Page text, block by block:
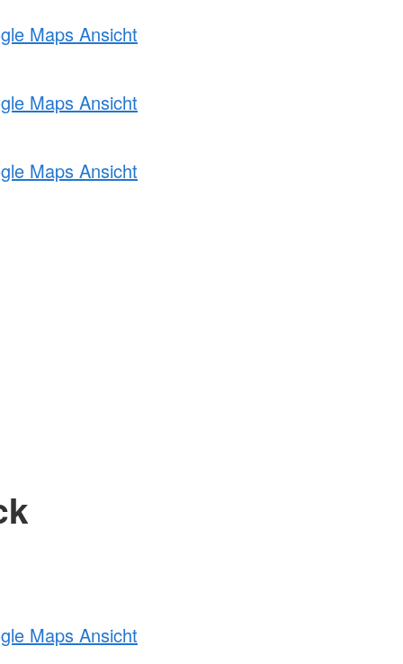
Maps Ansicht
Maps Ansicht
Maps Ansicht
Maps Ansicht